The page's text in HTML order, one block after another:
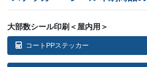
2,100部
大部数シール印刷＜屋内用＞
コートPPステッカー